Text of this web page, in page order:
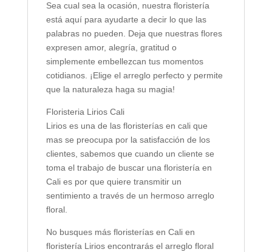
Sea cual sea la ocasión, nuestra floristería
está aquí para ayudarte a decir lo que las
palabras no pueden. Deja que nuestras flores
expresen amor, alegría, gratitud o
simplemente embellezcan tus momentos
cotidianos. ¡Elige el arreglo perfecto y permite
que la naturaleza haga su magia!
Floristeria Lirios Cali
Lirios es una de las floristerías en cali que
mas se preocupa por la satisfacción de los
clientes, sabemos que cuando un cliente se
toma el trabajo de buscar una floristería en
Cali es por que quiere transmitir un
sentimiento a través de un hermoso arreglo
floral.
No busques más floristerías en Cali en
floristería Lirios encontrarás el arreglo floral